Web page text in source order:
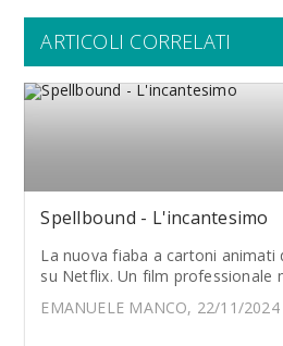
ARTICOLI CORRELATI
Spellbound - L'incantesimo
La nuova fiaba a cartoni animati
su Netflix. Un film professionale
EMANUELE MANCO, 22/11/2024